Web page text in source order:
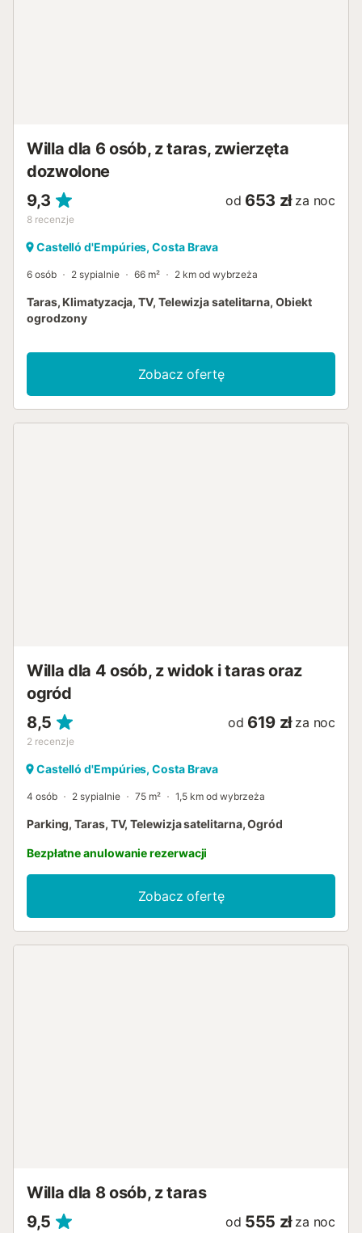
Willa dla 6 osób, z taras, zwierzęta
dozwolone
9,3
8 recenzje
od 653 zł za noc
Castelló d'Empúries, Costa Brava
6 osób 2 sypialnie 66 m² 2 km od wybrzeża
Taras, Klimatyzacja, TV, Telewizja satelitarna, Obiekt
ogrodzony
Zobacz ofertę
Willa dla 4 osób, z widok i taras oraz
ogród
8,5
2 recenzje
od 619 zł za noc
Castelló d'Empúries, Costa Brava
4 osób 2 sypialnie 75 m² 1,5 km od wybrzeża
Parking, Taras, TV, Telewizja satelitarna, Ogród
Bezpłatne anulowanie rezerwacji
Zobacz ofertę
Willa dla 8 osób, z taras
9,5
od 555 zł za noc